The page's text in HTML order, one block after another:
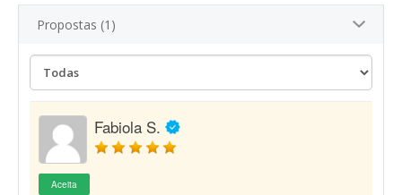
Propostas (1)
Fabiola S.
Aceita